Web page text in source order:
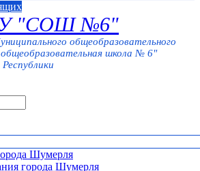
"СОШ №6"
общеобразовательного
школа № 6"
Шумерля
города Шумерля